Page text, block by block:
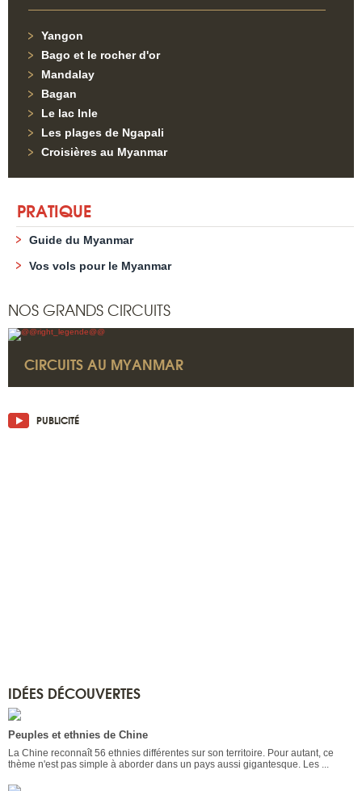
Yangon
Bago et le rocher d'or
Mandalay
Bagan
Le lac Inle
Les plages de Ngapali
Croisières au Myanmar
PRATIQUE
Guide du Myanmar
Vos vols pour le Myanmar
NOS GRANDS CIRCUITS
CIRCUITS AU MYANMAR
PUBLICITÉ
IDÉES DÉCOUVERTES
Peuples et ethnies de Chine
La Chine reconnaît 56 ethnies différentes sur son territoire. Pour autant, ce
thème n'est pas simple à aborder dans un pays aussi gigantesque. Les ...